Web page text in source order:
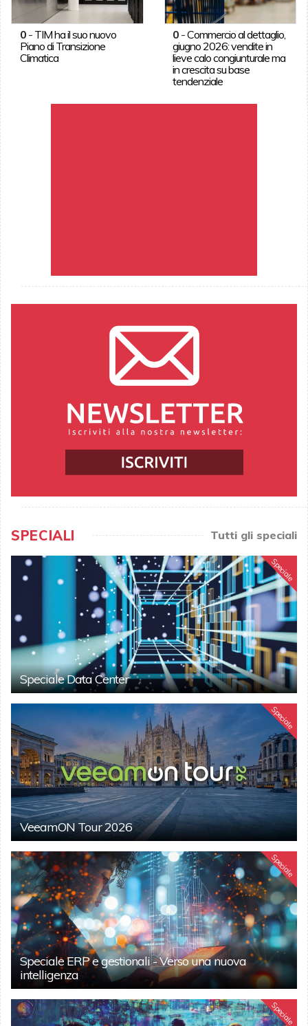
0- TIM ha il suo nuovo
Piano di Transizione
Climatica
0 -Commercio al dettaglio,
giugno 2026: vendite in
lieve calo congiunturale ma
in crescita su base
tendenziale
SPECIALI Tutti gli speciali
Speciale
Speciale Data Center
Speciale
VeeamON Tour 2026
Speciale
Speciale ERP e gestionali - Verso una nuova
intelligenza
Speciale